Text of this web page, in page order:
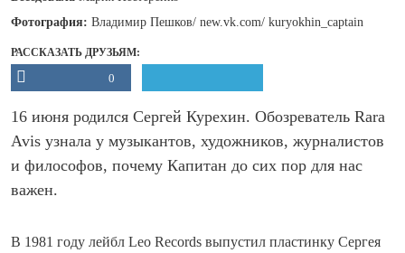
Фотография: Владимир Пешков/ new.vk.com/ kuryokhin_captain
РАССКАЗАТЬ ДРУЗЬЯМ:
0
16 июня родился Сергей Курехин. Обозреватель Rara
Avis узнала у музыкантов, художников, журналистов
и философов, почему Капитан до сих пор для нас
важен.
В 1981 году лейбл Leo Records выпустил пластинку Сергея